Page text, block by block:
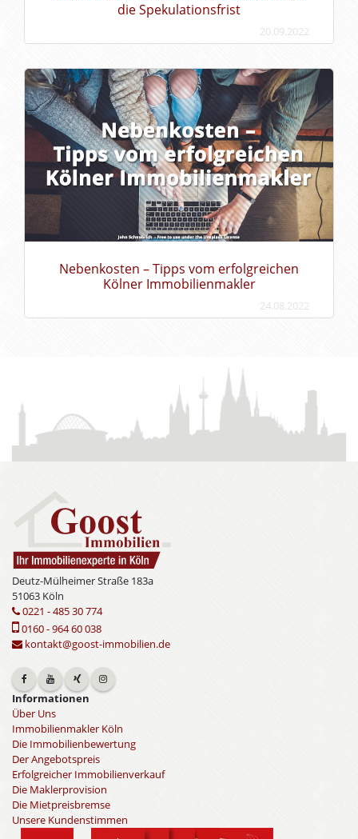
die Spekulationsfrist
20.09.2022
Nebenkosten – Tipps vom erfolgreichen
Kölner Immobilienmakler
24.08.2022
Deutz-Mülheimer Straße 183a
51063 Köln
0221 - 485 30 774
0160 - 964 60 038
kontakt@goost-immobilien.de
Informationen
Über Uns
Immobilienmakler Köln
Die Immobilienbewertung
Der Angebotspreis
Erfolgreicher Immobilienverkauf
Die Maklerprovision
Die Mietpreisbremse
Unsere Kundenstimmen